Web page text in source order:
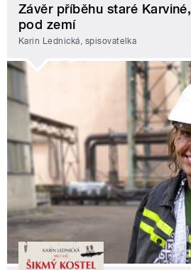
Závěr příběhu staré
pod zemí
Karin Lednická, spisovatelka